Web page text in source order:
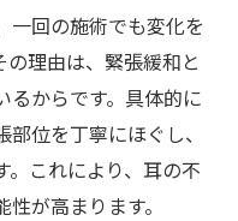
一回の施術でも変化を
理由は、緊張緩和と
るからです。具体的に
位を丁寧にほぐし、
これにより、耳の不
が高まります。